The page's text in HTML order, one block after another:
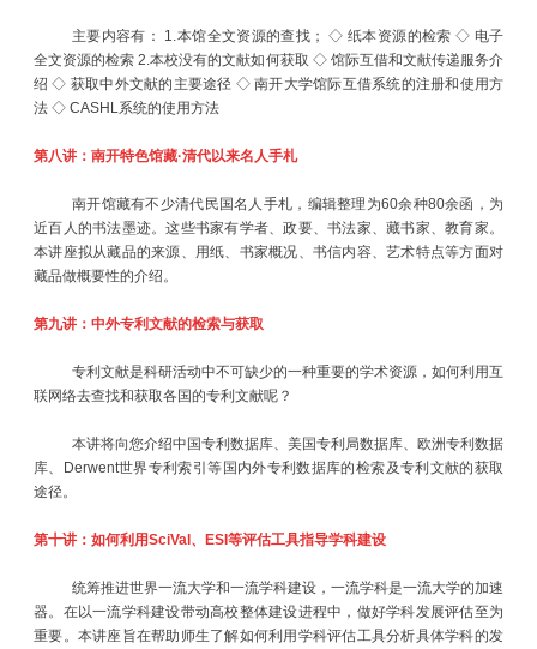
主要内容有： 1.本馆全文资源的查找； ◇ 纸本资源的检索 ◇ 电子
全文资源的检索 2.本校没有的文献如何获取 ◇ 馆际互借和文献传递服务介
绍 ◇ 获取中外文献的主要途径 ◇ 南开大学馆际互借系统的注册和使用方
法 ◇ CASHL系统的使用方法
第八讲：南开特色馆藏·清代以来名人手札
南开馆藏有不少清代民国名人手札，编辑整理为60余种80余函，为
近百人的书法墨迹。这些书家有学者、政要、书法家、藏书家、教育家。
本讲座拟从藏品的来源、用纸、书家概况、书信内容、艺术特点等方面对
藏品做概要性的介绍。
第九讲：中外专利文献的检索与获取
专利文献是科研活动中不可缺少的一种重要的学术资源，如何利用互
联网络去查找和获取各国的专利文献呢？
本讲将向您介绍中国专利数据库、美国专利局数据库、欧洲专利数据
库、Derwent世界专利索引等国内外专利数据库的检索及专利文献的获取
途径。
第十讲：如何利用SciVal 、 ESI 等评估工具指导学科建设
统筹推进世界一流大学和一流学科建设，一流学科是一流大学的加速
器。在以一流学科建设带动高校整体建设进程中，做好学科发展评估至为
重要。本讲座旨在帮助师生了解如何利用学科评估工具分析具体学科的发